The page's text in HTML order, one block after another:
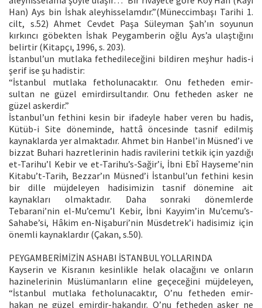
Han) Ays bin İshak aleyhisselamdır.”(Müneccimbaşı Tarihi 1.
cilt, s.52) Ahmet Cevdet Paşa Süleyman Şah’ın soyunun
kırkıncı göbekten İshak Peygamberin oğlu Ays’a ulaştığını
belirtir (Kitapçı, 1996, s. 203).
İstanbul’un mutlaka fethedileceğini bildiren meşhur hadis-i
şerif ise şu hadistir:
“İstanbul mutlaka fetholunacaktır. Onu fetheden emir-
sultan ne güzel emirdirsultandır. Onu fetheden asker ne
güzel askerdir.”
İstanbul’un fethini kesin bir ifadeyle haber veren bu hadis,
Kütüb-i Site döneminde, hattâ öncesinde tasnif edilmiş
kaynaklarda yer almaktadır. Ahmet bin Hanbel’in Müsned’i ve
bizzat Buhari hazretlerinin hadis ravilerini tetkik için yazdığı
et-Tarihu’l Kebir ve et-Tarihu’s-Sağir’i, İbni Ebî Hayseme’nin
Kitabu’t-Tarih, Bezzar’ın Müsned’i İstanbul’un fethini kesin
bir dille müjdeleyen hadisimizin tasnif dönemine ait
kaynakları olmaktadır. Daha sonraki dönemlerde
Tebarani’nin el-Mu’cemu’l Kebir, İbni Kayyim’in Mu’cemu’s-
Sahabe’si, Hâkim en-Nişaburi’nin Müsdetrek’i hadisimiz için
önemli kaynaklardır (Çakan, s.50).
PEYGAMBERİMİZİN ASHABI İSTANBUL YOLLARINDA
Kayserin ve Kisranın kesinlikle helak olacağını ve onların
hazinelerinin Müslümanların eline geçeceğini müjdeleyen,
“İstanbul mutlaka fetholunacaktır, O’nu fetheden emir-
hakan ne güzel emirdir-hakandır. O’nu fetheden asker ne